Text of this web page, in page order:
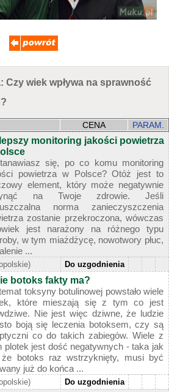
Czy wiek wpływa na sprawność
CENA PARAM.
monitoring jakości powietrza
się, po co komu monitoring
powietrza w Polsce? Otóż jest to
element, który może negatywnie
na Twoje zdrowie. Jeśli
norma zanieczyszczenia
zostanie przekroczona, wówczas
jest narażony na różnego typu
w tym miażdżycę, nowotwory płuc,
...
Do uzgodnienia
botoks fakty ma?
toksyny botulinowej powstało wiele
które mieszają się z tym co jest
Nie jest więc dziwne, że ludzie
boją się leczenia botoksem, czy są
co do takich zabiegów. Wiele z
plotek jest dość negatywnych - taka jak
że botoks raz wstrzyknięty, musi być
już do końca ...
Do uzgodnienia